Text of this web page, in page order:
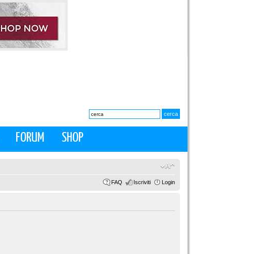
FORUM SHOP
FAQ Iscriviti Login